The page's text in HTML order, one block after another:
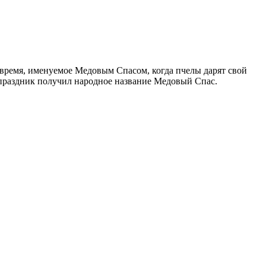
время, именуемое Медовым Спасом, когда пчелы дарят свой
получил народное название Медовый Спас.